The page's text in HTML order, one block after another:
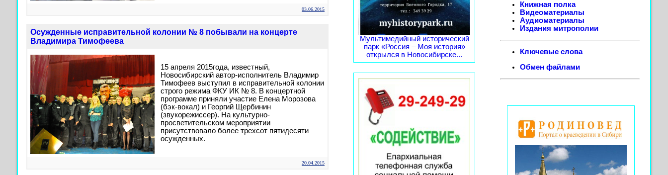
03.06.2015
Осужденные исправительной колонии № 8 побывали на концерте
Владимира Тимофеева
15 апреля 2015года, известный,
Новосибирский автор-исполнитель Владимир
Тимофеев выступил в исправительной колонии
строго режима ФКУ ИК № 8. В концертной
программе приняли участие Елена Морозова
(бэк-вокал) и Георгий Щербинин
(звукорежиссер). На культурно-
просветительском мероприятии
присутствовало более трехсот пятидесяти
осужденных.
20.04.2015
Мультимедийный исторический
парк «Россия – Моя история»
открылся в Новосибирске...
Книжная полка
Видеоматериалы
Аудиоматериалы
Издания митрополии
Ключевые слова
Обмен файлами